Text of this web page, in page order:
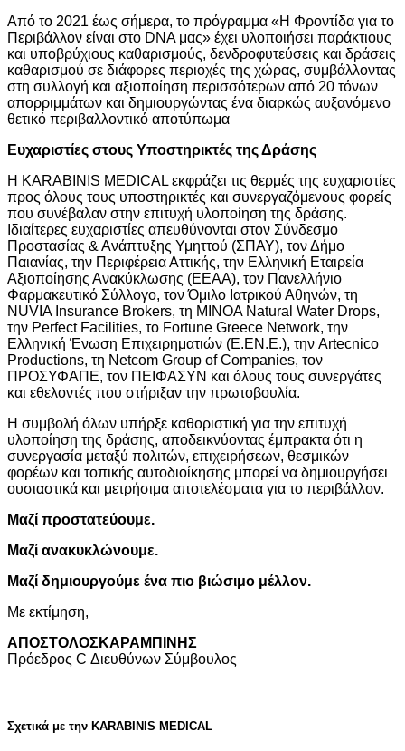
Από το 2021 έως σήμερα, το πρόγραμμα «Η Φροντίδα για το
Περιβάλλον είναι στο DNA μας» έχει υλοποιήσει παράκτιους
και υποβρύχιους καθαρισμούς, δενδροφυτεύσεις και δράσεις
καθαρισμού σε διάφορες περιοχές της χώρας, συμβάλλοντας
στη συλλογή και αξιοποίηση περισσότερων από 20 τόνων
απορριμμάτων και δημιουργώντας ένα διαρκώς αυξανόμενο
θετικό περιβαλλοντικό αποτύπωμα
Ευχαριστίες στους Υποστηρικτές τηςΔράσης
Η KARABINIS MEDICAL εκφράζει τις θερμές της ευχαριστίες
προς όλους τους υποστηρικτές και συνεργαζόμενους φορείς
που συνέβαλαν στην επιτυχή υλοποίηση της δράσης.
Ιδιαίτερες ευχαριστίες απευθύνονται στον Σύνδεσμο
Προστασίας & Ανάπτυξης Υμηττού (ΣΠΑΥ), τον Δήμο
Παιανίας, την Περιφέρεια Αττικής, την Ελληνική Εταιρεία
Αξιοποίησης Ανακύκλωσης (ΕΕΑΑ), τον Πανελλήνιο
Φαρμακευτικό Σύλλογο, τον Όμιλο Ιατρικού Αθηνών, τη
NUVIA Insurance Brokers, τη MINOA Natural Water Drops,
την Perfect Facilities, το Fortune Greece Network, την
Ελληνική Ένωση Επιχειρηματιών (Ε.ΕΝ.Ε.), την Artecnico
Productions, τη Netcom Group of Companies, τον
ΠΡΟΣΥΦΑΠΕ, τον ΠΕΙΦΑΣΥΝ και όλους τους συνεργάτες
και εθελοντές που στήριξαν την πρωτοβουλία.
Η συμβολή όλων υπήρξε καθοριστική για την επιτυχή
υλοποίηση της δράσης, αποδεικνύοντας έμπρακτα ότι η
συνεργασία μεταξύ πολιτών, επιχειρήσεων, θεσμικών
φορέων και τοπικής αυτοδιοίκησης μπορεί να δημιουργήσει
ουσιαστικά και μετρήσιμα αποτελέσματα για το περιβάλλον.
Μαζί προστατεύουμε.
Μαζί ανακυκλώνουμε.
Μαζί δημιουργούμε ένα πιο βιώσιμο μέλλον.
Με εκτίμηση,
ΑΠΟΣΤΟΛΟΣΚΑΡΑΜΠΙΝΗΣ
Πρόεδρος C Διευθύνων Σύμβουλος
Σχετικά με την KARABINIS MEDICAL